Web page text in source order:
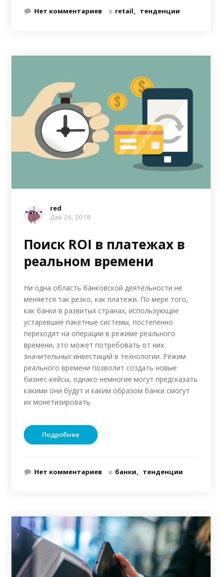
Нет комментариев в retail тенденции
red
Дек 26, 2018
Поиск ROI в платежах в
реальном времени
Ни одна область банковской деятельности не
меняется так резко, как платежи. По мере того,
как банки в развитых странах, использующие
устаревшие пакетные системы, постепенно
переходят на операции в режиме реального
времени, это может потребовать от них
значительных инвестиций в технологии. Режим
реального времени позволит создать новые
бизнес-кейсы, однако немногие могут предсказать
какими они будут и каким образом банки смогут
их монетизировать.
Подробнее
Нет комментариев в банки тенденции